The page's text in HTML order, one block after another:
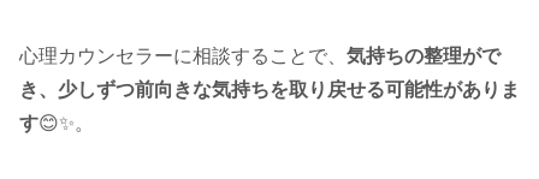
心理カウンセラーに相談することで、 気持ちの整理がで
き、少しずつ前向きな気持ちを取り戻せる可能性がありま
す😊✨。